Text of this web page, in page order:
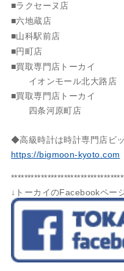
■ラクセーヌ店
■六地蔵店
■山科駅前店
■円町店
■買取専門店トーカイ
イオンモール北大路店
■買取専門店トーカイ
四条河原町店
◆高級時計は時計専門店ビ
https://bigmoon-kyoto.com
↓トーカイのFacebookペー